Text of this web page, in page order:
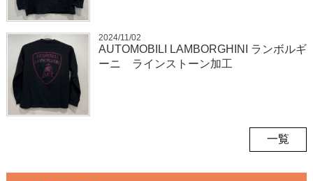
2024/11/02
AUTOMOBILI LAMBORGHINI ランボルギ
ーニ ラインストーン加工
一覧